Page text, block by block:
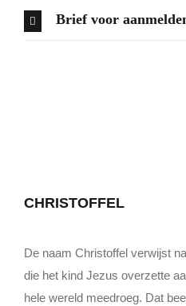
Brief voor
CHRISTOFFEL
De naam Christoffel verwijst
die het kind Jezus overzette
hele wereld meedroeg. Dat